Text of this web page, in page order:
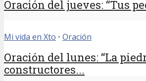
Oración del jueves: “Tus
Mi vida en Xto • Oración
Oración del lunes: “La
constructores...